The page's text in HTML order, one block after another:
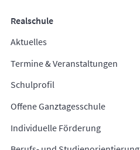
Realschule
Aktuelles
Termine & Veranstaltungen
Schulprofil
Offene Ganztagesschule
Individuelle Förderung